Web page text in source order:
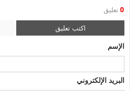
0 تعليق
اكتب تعليق
الإسم
البريد الإلكتروني